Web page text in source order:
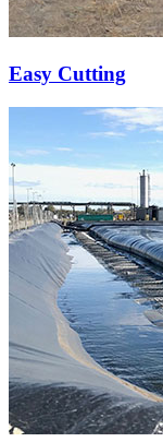
Easy Cutting